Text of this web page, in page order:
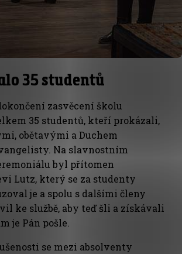
35 studentů
zasvěcení školu
35 studentů, kteří prokázali,
obětavými a Duchem
Na slavnostním
byl přítomen
Lutz, který se za studenty
je a spolu s dalšími členy
ke službě, aby teď šli a získávali
je Pán pošle.
se mezi absolventy